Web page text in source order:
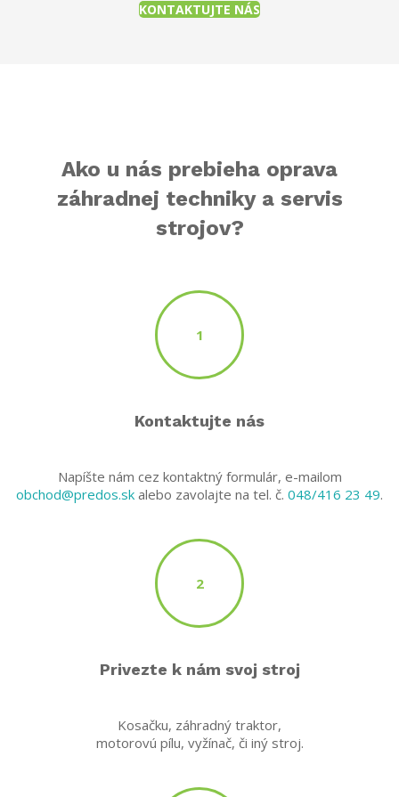
KONTAKTUJTE NÁS
Ako u nás prebieha oprava
záhradnej techniky a servis
strojov?
1
Kontaktujte nás
Napíšte nám cez kontaktný formulár, e-mailom
obchod@predos.sk alebo zavolajte na tel. č. 048/416 23 49.
2
Privezte k nám svoj stroj
Kosačku, záhradný traktor,
motorovú pílu, vyžínač, či iný stroj.